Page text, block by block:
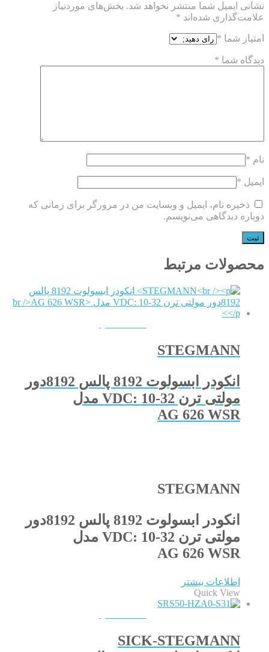
نشانی ایمیل شما منتشر نخواهد شد. بخش‌های موردنیاز
علامت‌گذاری شده‌اند *
امتیاز شما *
دیدگاه شما *
نام *
ایمیل *
ذخیره نام، ایمیل و وبسایت من در مرورگر برای زمانی که
دوباره دیدگاهی می‌نویسم.
محصولات مرتبط
STEGMANN
انکودر ابسولوت 8192 پالس 8192دور
مولتی ترن VDC: 10-32 مدل
AG 626 WSR
STEGMANN
انکودر ابسولوت 8192 پالس 8192دور
مولتی ترن VDC: 10-32 مدل
AG 626 WSR
اطلاعات بیشتر
Quick View
SICK-STEGMANN